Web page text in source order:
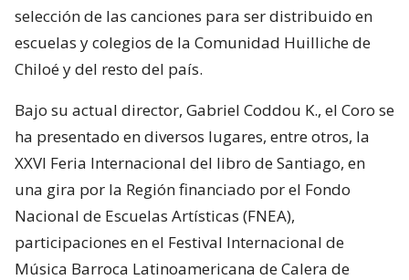
selección de las canciones para ser distribuido en
escuelas y colegios de la Comunidad Huilliche de
Chiloé y del resto del país.
Bajo su actual director, Gabriel Coddou K., el Coro se
ha presentado en diversos lugares, entre otros, la
XXVI Feria Internacional del libro de Santiago, en
una gira por la Región financiado por el Fondo
Nacional de Escuelas Artísticas (FNEA),
participaciones en el Festival Internacional de
Música Barroca Latinoamericana de Calera de